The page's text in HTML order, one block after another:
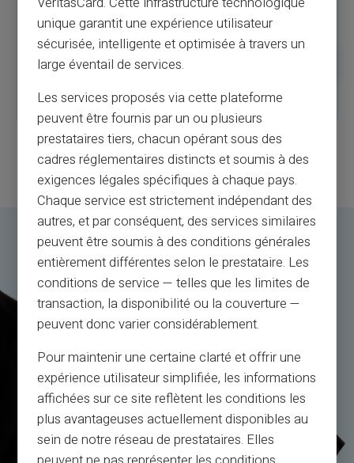
Maks balance 120,000€*
Forudbestil nu
eller se flere detaljer
* kan variere afhængigt af gældende lovgivningse T & C
unique garantit une expérience utilisateur
sécurisée, intelligente et optimisée à travers un
large éventail de services.
Les services proposés via cette plateforme
peuvent être fournis par un ou plusieurs
prestataires tiers, chacun opérant sous des
cadres réglementaires distincts et soumis à des
exigences légales spécifiques à chaque pays.
Chaque service est strictement indépendant des
autres, et par conséquent, des services similaires
peuvent être soumis à des conditions générales
entièrement différentes selon le prestataire. Les
conditions de service — telles que les limites de
transaction, la disponibilité ou la couverture —
peuvent donc varier considérablement.
Pour maintenir une certaine clarté et offrir une
expérience utilisateur simplifiée, les informations
affichées sur ce site reflètent les conditions les
plus avantageuses actuellement disponibles au
sein de notre réseau de prestataires. Elles